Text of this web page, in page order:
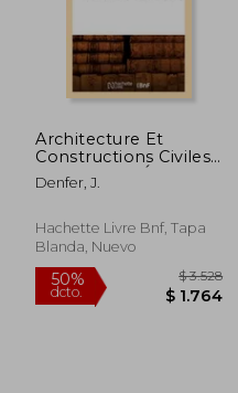
50%
dcto. $ 2.694
Architecture Et
Constructions Civiles.
Couverture (Éd.1891-
1897) (en Francés)
Denfer, J.
Hachette Livre Bnf, Tapa
Blanda, Nuevo